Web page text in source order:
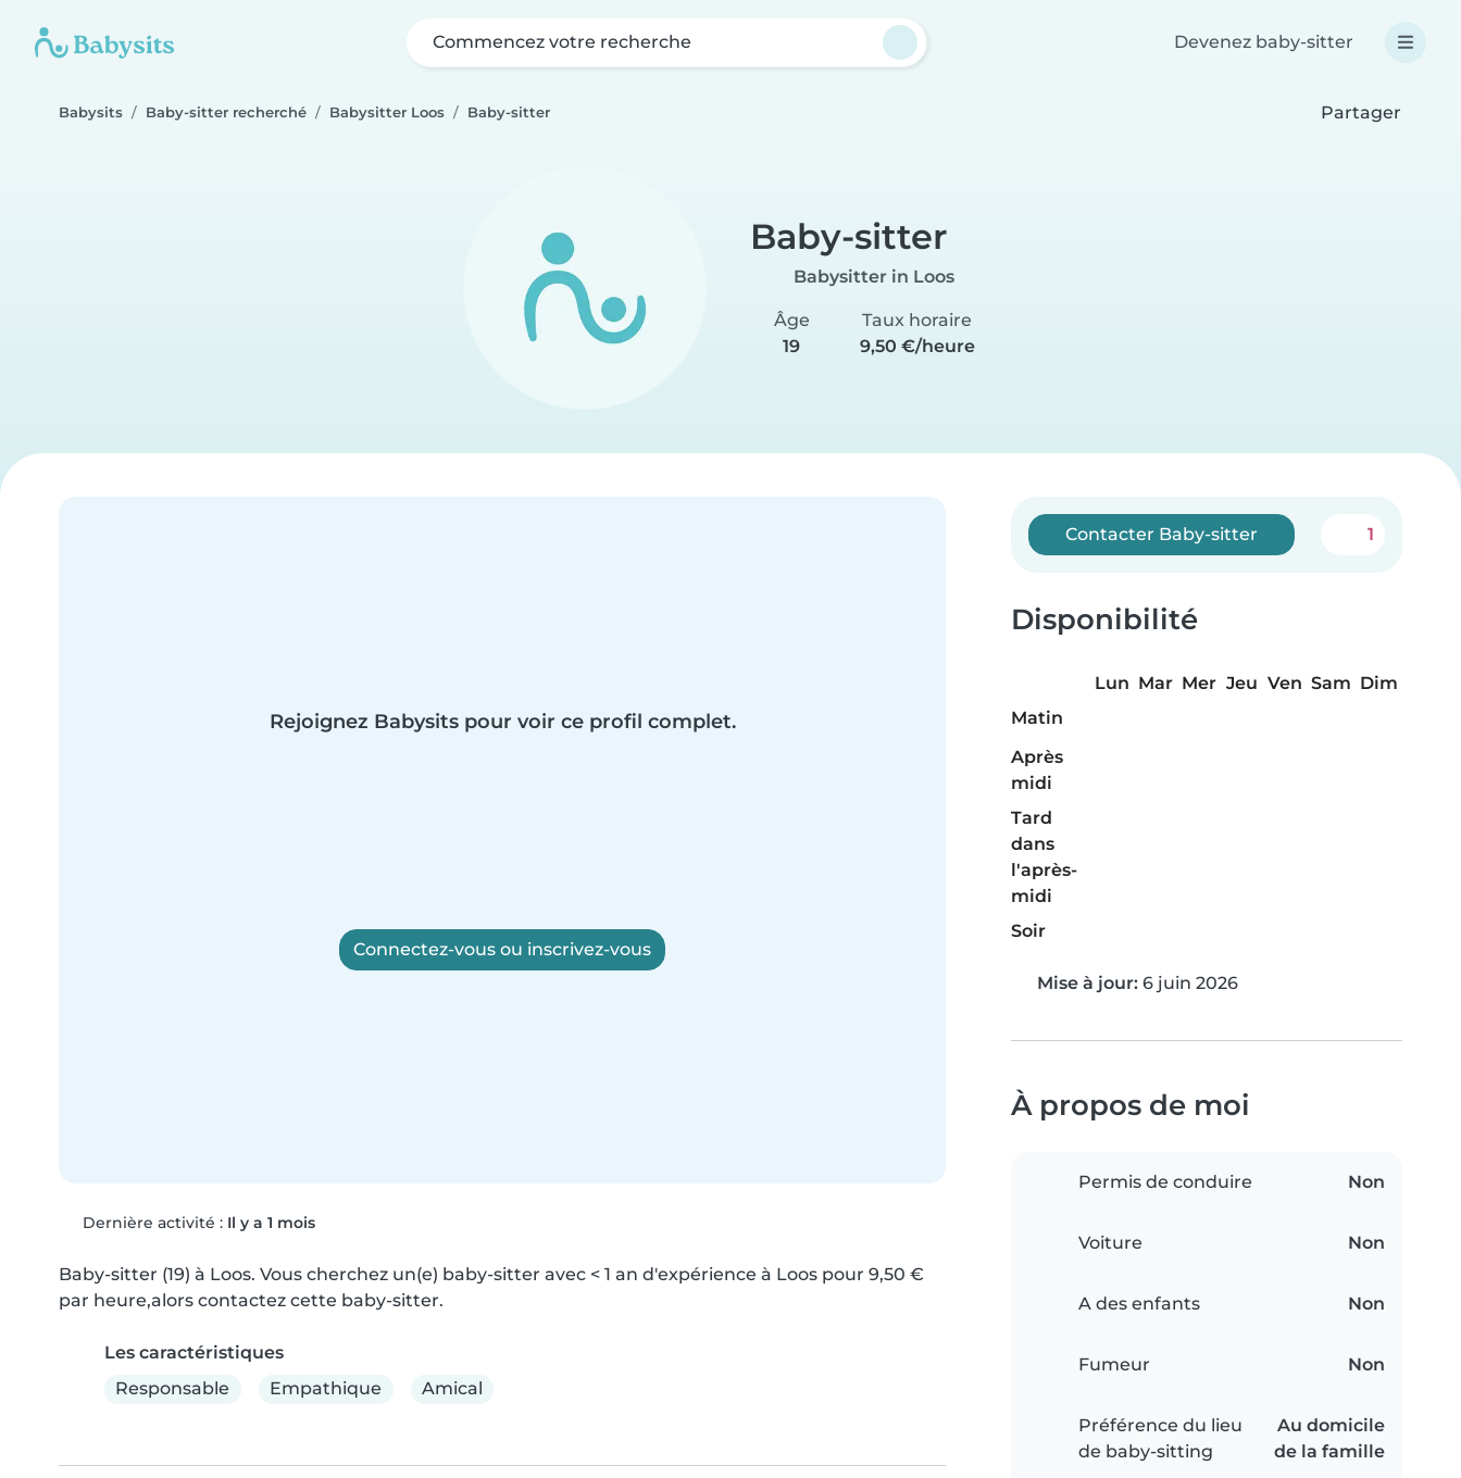
Commencez votre recherche Devenez baby-sitter
Babysits Baby-sitter recherché Babysitter Loos Baby-sitter Partager
Baby-sitter
Babysitter in Loos
Âge
19
Taux horaire
9,50 €/heure
Rejoignez Babysits pour voir ce profil complet.
Connectez-vous ou inscrivez-vous
Dernière activité : Il y a 1 mois
Baby-sitter (19) à Loos. Vous cherchez un(e) baby-sitter avec < 1 an d'expérience à Loos pour 9,50 €
par heure,alors contactez cette baby-sitter.
Les caractéristiques
Responsable
Empathique Amical
Contacter Baby-sitter 1
Disponibilité
Lun Mar Mer Jeu Ven Sam Dim
Matin
Après
midi
Tard
dans
l'après-
midi
Soir
Mise à jour: 6 juin 2026
À propos de moi
Permis de conduire Non
Voiture Non
A des enfants Non
Fumeur Non
Préférence du lieu
de baby-sitting
Au domicile
de la famille